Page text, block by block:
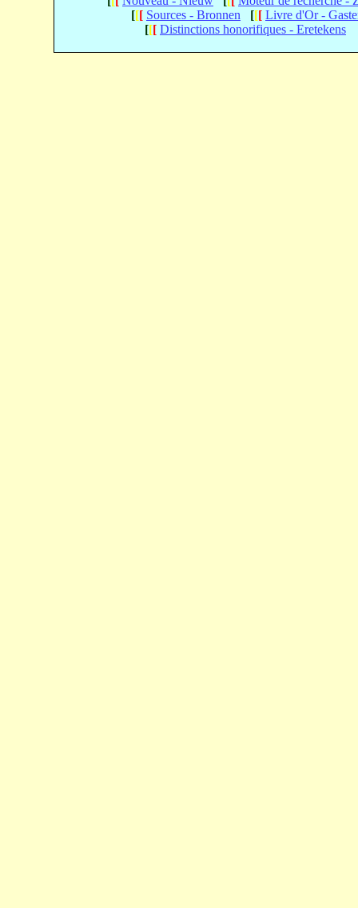
[[[ Sources - Bronnen [[[ Livre d'Or -
[[[ Distinctions honorifiques - Eretekens